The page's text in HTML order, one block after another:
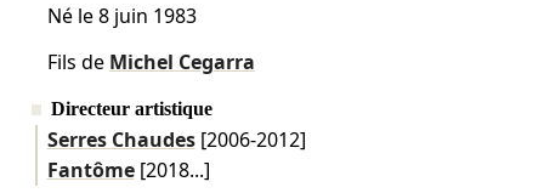
Né le8 juin 1983
Fils de Michel Cegarra
Directeur artistique
Serres Chaudes[2006-2012]
Fantôme[2018...]